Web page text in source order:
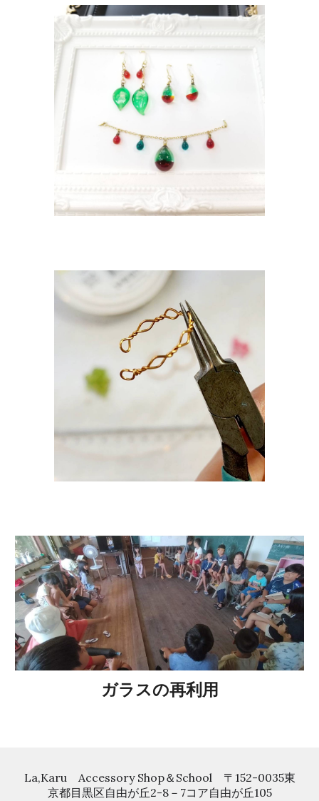
ガラスの再利用
La,Karu Accessory Shop＆School 〒152-0035東
京都目黒区自由が丘2-8－7コア自由が丘105